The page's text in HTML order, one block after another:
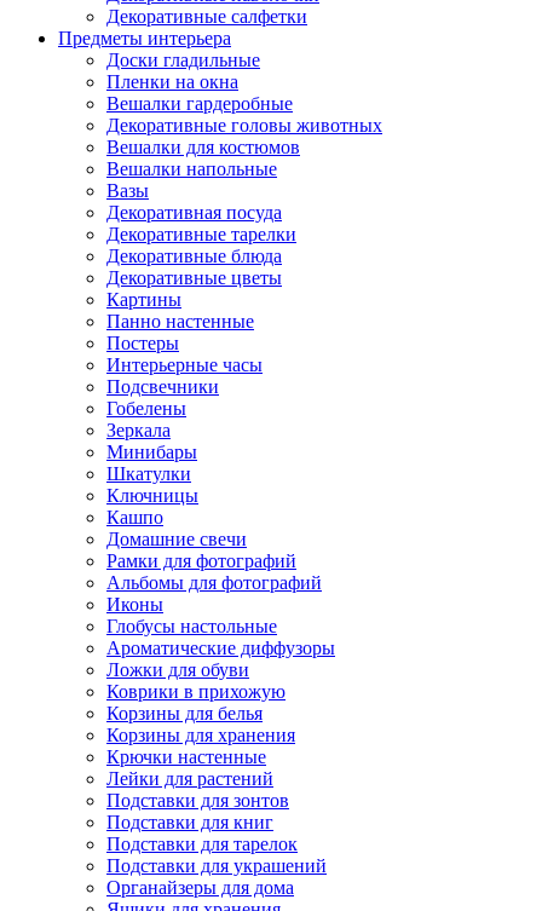
Декоративные салфетки
Предметы интерьера
Доски гладильные
Пленки на окна
Вешалки гардеробные
Декоративные головы животных
Вешалки для костюмов
Вешалки напольные
Вазы
Декоративная посуда
Декоративные тарелки
Декоративные блюда
Декоративные цветы
Картины
Панно настенные
Постеры
Интерьерные часы
Подсвечники
Гобелены
Зеркала
Минибары
Шкатулки
Ключницы
Кашпо
Домашние свечи
Рамки для фотографий
Альбомы для фотографий
Иконы
Глобусы настольные
Ароматические диффузоры
Ложки для обуви
Коврики в прихожую
Корзины для белья
Корзины для хранения
Крючки настенные
Лейки для растений
Подставки для зонтов
Подставки для книг
Подставки для тарелок
Подставки для украшений
Органайзеры для дома